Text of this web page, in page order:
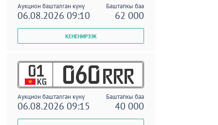
Аукцион башталган күнү Баштапкы баа
06.08.2026 09:10 62 000
01
KG 060 RRR
Аукцион башталган күнү Баштапкы баа
06.08.2026 09:15 40 000